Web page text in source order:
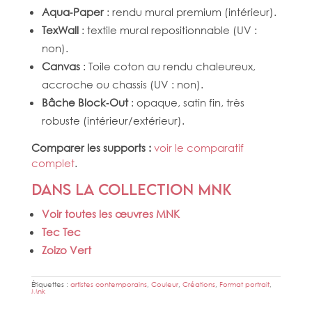
Aqua‑Paper: rendu mural premium (intérieur).
TexWall: textile mural repositionnable (UV :
non).
Canvas: Toile coton au rendu chaleureux,
accroche ou chassis (UV : non).
Bâche Block‑Out: opaque, satin fin, très
robuste (intérieur/extérieur).
Comparer les supports : voir le comparatif
complet.
Dans la collection MNK
Voir toutes les œuvres MNK
Tec Tec
Zoizo Vert
Étiquettes : artistes contemporains, Couleur, Créations, Format portrait,
Mnk